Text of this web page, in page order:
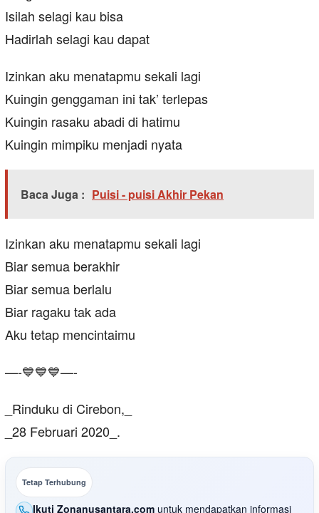
Isilah selagi kau bisa
Hadirlah selagi kau dapat
Izinkan aku menatapmu sekali lagi
Kuingin genggaman ini tak’ terlepas
Kuingin rasaku abadi di hatimu
Kuingin mimpiku menjadi nyata
Baca Juga : Puisi - puisi Akhir Pekan
Izinkan aku menatapmu sekali lagi
Biar semua berakhir
Biar semua berlalu
Biar ragaku tak ada
Aku tetap mencintaimu
—-💙💙💙—-
_Rinduku di Cirebon,_
_28 Februari 2020_.
Tetap Terhubung
Ikuti Zonanusantara.com untuk mendapatkan informasi